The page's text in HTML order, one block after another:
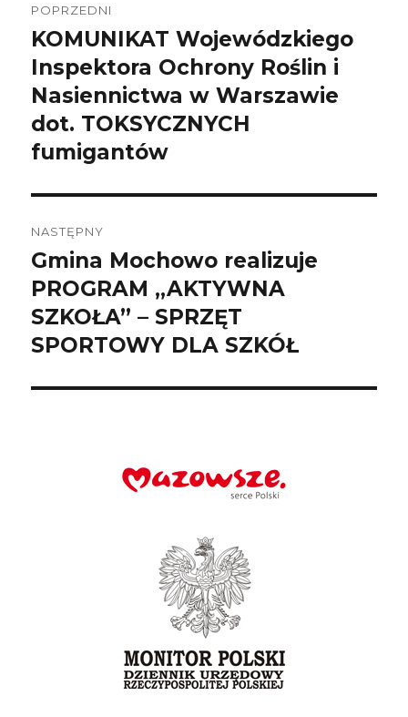
wpisu
POPRZEDNI
Poprzedni
wpis:
KOMUNIKAT Wojewódzkiego
Inspektora Ochrony Roślin i
Nasiennictwa w Warszawie
dot. TOKSYCZNYCH
fumigantów
NASTĘPNY
Następny
wpis:
Gmina Mochowo realizuje
PROGRAM „AKTYWNA
SZKOŁA” – SPRZĘT
SPORTOWY DLA SZKÓŁ